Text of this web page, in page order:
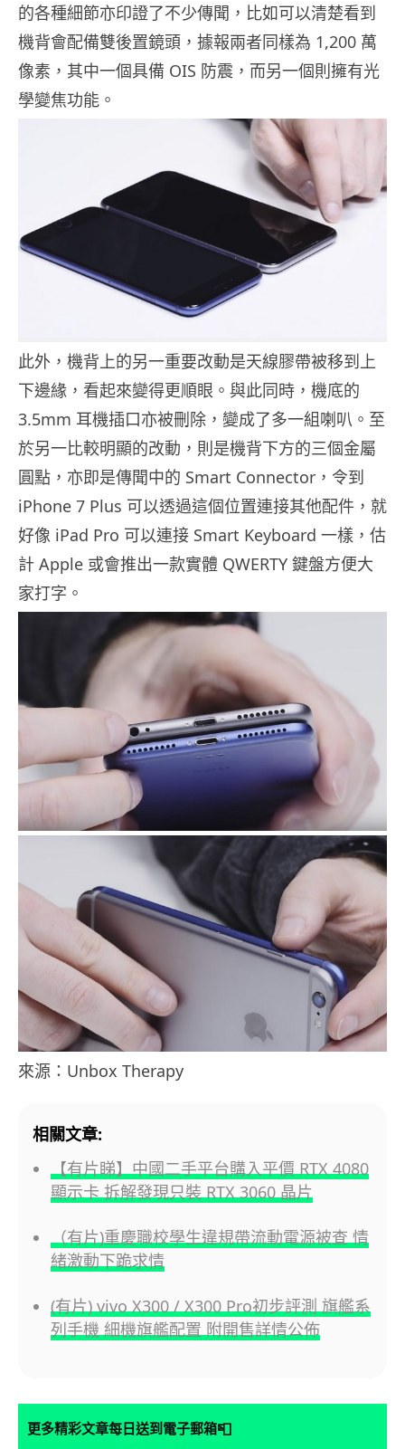
的各種細節亦印證了不少傳聞，比如可以清楚看到
機背會配備雙後置鏡頭，據報兩者同樣為 1,200 萬
像素，其中一個具備 OIS 防震，而另一個則擁有光
學變焦功能。
此外，機背上的另一重要改動是天線膠帶被移到上
下邊緣，看起來變得更順眼。與此同時，機底的
3.5mm 耳機插口亦被刪除，變成了多一組喇叭。至
於另一比較明顯的改動，則是機背下方的三個金屬
圓點，亦即是傳聞中的 Smart Connector，令到
iPhone 7 Plus 可以透過這個位置連接其他配件，就
好像 iPad Pro 可以連接 Smart Keyboard 一樣，估
計 Apple 或會推出一款實體 QWERTY 鍵盤方便大
家打字。
來源：Unbox Therapy
相關文章:
【有片睇】中國二手平台購入平價 RTX 4080
顯示卡 拆解發現只裝 RTX 3060 晶片
（有片)重慶職校學生違規帶流動電源被查 情
緒激動下跪求情
(有片) vivo X300 / X300 Pro初步評測 旗艦系
列手機 細機旗艦配置 附開售詳情公佈
更多精彩文章每日送到電子郵箱📮